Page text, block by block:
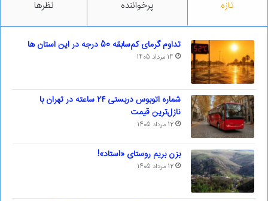
تازه پرخواننده نظرها
تداوم گرمای کم‌سابقه 50 درجه در این استان ها
14 مرداد 1405
شماره اتوبوس دربستی ۲۴ ساعته در تهران با
نازل‌ترین قیمت
12 مرداد 1405
بزن بریم روستای «استاد»!
12 مرداد 1405